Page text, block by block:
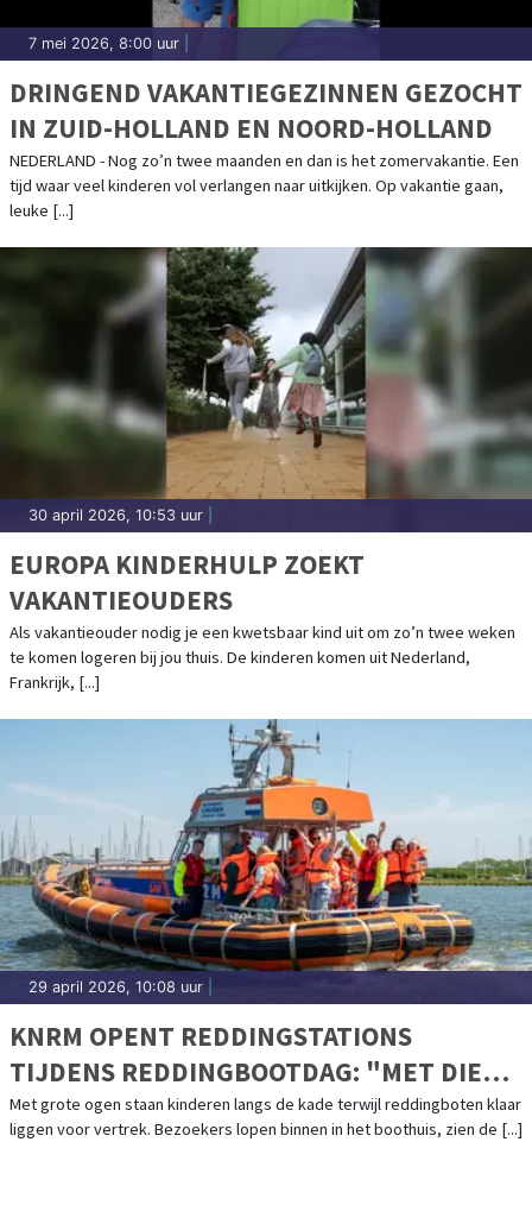
7 mei 2026, 8:00 uur
DRINGEND VAKANTIEGEZINNEN GEZOCHT
IN ZUID-HOLLAND EN NOORD-HOLLAND
NEDERLAND - Nog zo’n twee maanden en dan is het zomervakantie. Een
tijd waar veel kinderen vol verlangen naar uitkijken. Op vakantie gaan,
leuke [...]
30 april 2026, 10:53 uur
EUROPA KINDERHULP ZOEKT
VAKANTIEOUDERS
Als vakantieouder nodig je een kwetsbaar kind uit om zo’n twee weken
te komen logeren bij jou thuis. De kinderen komen uit Nederland,
Frankrijk, [...]
29 april 2026, 10:08 uur
KNRM OPENT REDDINGSTATIONS
TIJDENS REDDINGBOOTDAG: "MET DIE
BOOT OVER DE GOLVEN, DAT VERGEET JE
NOOIT MEER"
Met grote ogen staan kinderen langs de kade terwijl reddingboten klaar
liggen voor vertrek. Bezoekers lopen binnen in het boothuis, zien de [...]